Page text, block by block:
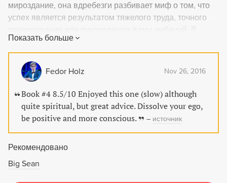
мироздание, она вдребезги разбивает миф о том, что
успех является результатом тяжелого труда, точного
"Семи Духовных Законах Успеха" Дипак Чопра рисует
перспективу достижения успеха, которая изменит всю
вашу жизнь: стоит вам понять вашу истинную природу
и научиться жить в гармонии с ней, к вам легко и без
всяких усилий придет успех, который включает в себя
крепкое здоровье, энергичность и увлеченность
жизнью, глубокие взимоотношения, творческую
Показать больше
Fedor Holz Nov 26, 2016
Book #4 8.5/10 Enjoyed this one (slow) although
quite spiritual, but great advice. Dissolve your ego,
be positive and more conscious.
– источник
Рекомендовано
Big Sean